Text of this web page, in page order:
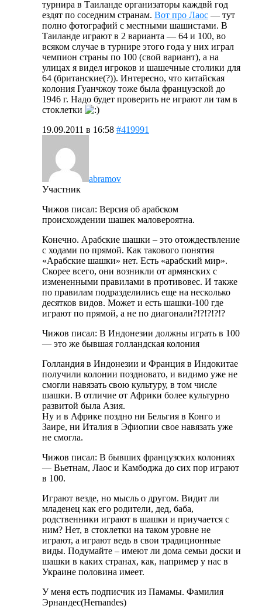
турнира в Таиланде организаторы каждвй год
ездят по соседним странам. Вот про Лаос — тут
полно фотографий с местными шашистами. В
Таиланде играют в 2 варианта — 64 и 100, во
всяком случае в турнире этого года у них играл
чемпион страны по 100 (свой вариант), а на
улицах я видел игроков и шашечные столики для
64 (британские(?)). Интересно, что китайская
колония Гуанчжоу тоже была французской до
1946 г. Надо будет проверить не играют ли там в
стоклетки
19.09.2011 в 16:58 #419991
abramov
Участник
Чижов писал: Версия об арабском
происхождении шашек маловероятна.
Конечно. Арабские шашки – это отождествление
с ходами по прямой. Как такового понятия
«Арабские шашки» нет. Есть «арабский мир».
Скорее всего, они возникли от армянских с
измененными правилами в противовес. И также
по правилам подразделились еще на несколько
десятков видов. Может и есть шашки-100 где
играют по прямой, а не по диагонали?!?!?!?!?
Чижов писал: В Индонезии должны играть в 100
— это же бывшая голландская колония
Голландия в Индонезии и Франция в Индокитае
получили колонии поздновато, и видимо уже не
смогли навязать свою культуру, в том числе
шашки. В отличие от Африки более культурно
развитой была Азия.
Ну и в Африке поздно ни Бельгия в Конго и
Заире, ни Италия в Эфиопии свое навязать уже
не смогла.
Чижов писал: В бывших французских колониях
— Вьетнам, Лаос и Камбоджа до сих пор играют
в 100.
Играют везде, но мысль о другом. Видит ли
младенец как его родители, дед, баба,
родственники играют в шашки и приучается с
ним? Нет, в стоклетки на таком уровне не
играют, а играют ведь в свои традиционные
виды. Подумайте – имеют ли дома семьи доски и
шашки в каких странах, как, например у нас в
Украине половина имеет.
У меня есть подписчик из Памамы. Фамилия
Эрнандес(Hernandes)